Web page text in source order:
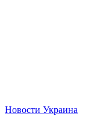
Новости Украина